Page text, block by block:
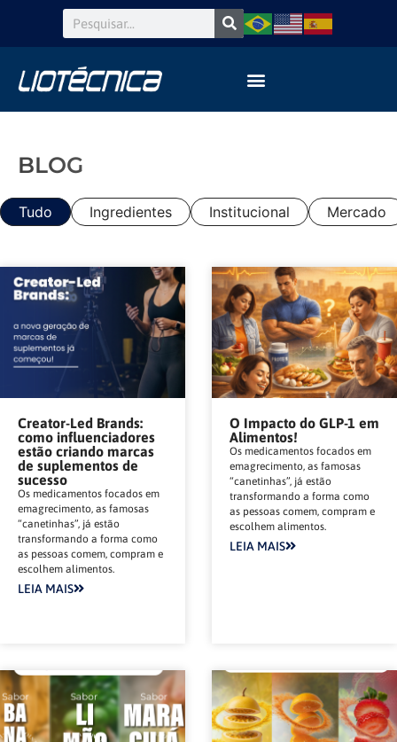
BLOG
Tudo Ingredientes Institucional Mercado
Creator-Led Brands:
como influenciadores
estão criando marcas
de suplementos de
sucesso
Os medicamentos focados em
emagrecimento, as famosas
“canetinhas”, já estão
transformando a forma como
as pessoas comem, compram e
escolhem alimentos.
LEIA MAIS
O Impacto do GLP-1 em
Alimentos!
Os medicamentos focados em
emagrecimento, as famosas
“canetinhas”, já estão
transformando a forma como
as pessoas comem, compram e
escolhem alimentos.
LEIA MAIS